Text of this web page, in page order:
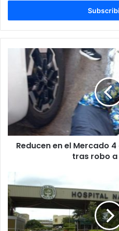
i
b
e
o
r
ó
n
i
Reducen en el Mercado
tras robo